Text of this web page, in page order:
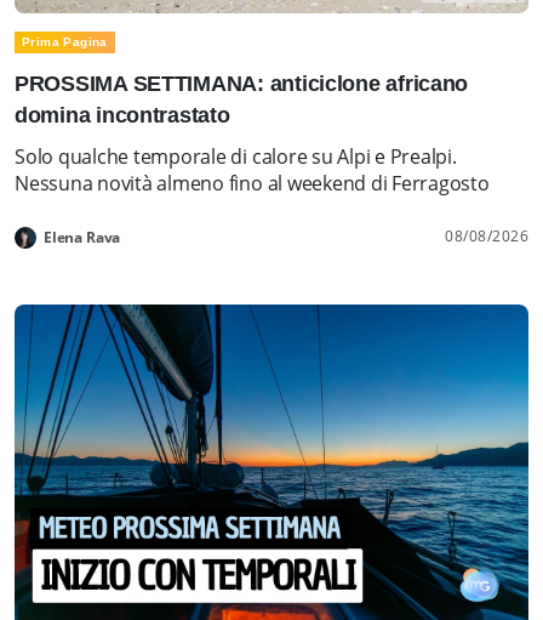
Prima Pagina
PROSSIMA SETTIMANA: anticiclone africano
domina incontrastato
Solo qualche temporale di calore su Alpi e Prealpi.
Nessuna novità almeno fino al weekend di Ferragosto
Elena Rava 08/08/2026